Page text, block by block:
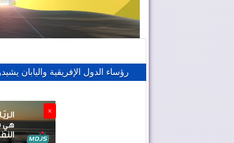
المغرب يعزز أسطوله الجوي
وزارة التربية الوطنية تحدد
رؤساء الدول الإفريقية واليابان
×